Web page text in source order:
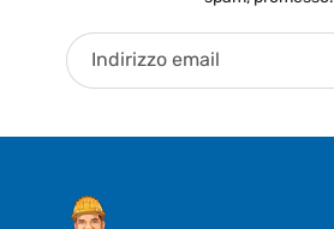
Indirizzo email